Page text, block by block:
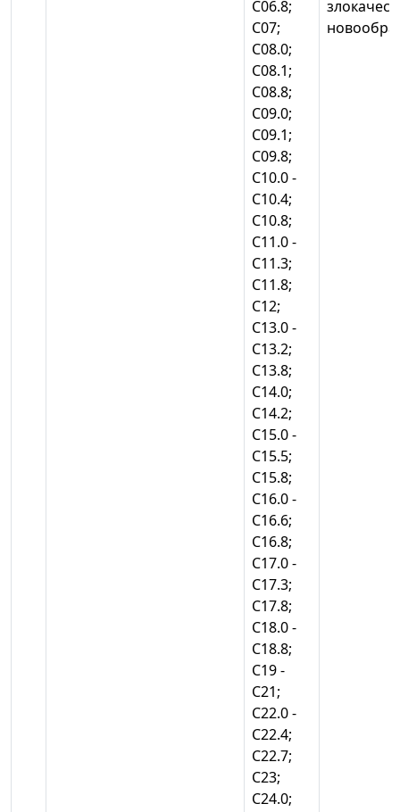
С06.8;
С07;
С08.0;
С08.1;
С08.8;
С09.0;
С09.1;
С09.8;
С10.0 -
С10.4;
С10.8;
С11.0 -
С11.3;
С11.8;
C12;
С13.0 -
С13.2;
С13.8;
С14.0;
С14.2;
С15.0 -
С15.5;
С15.8;
С16.0 -
С16.6;
С16.8;
С17.0 -
С17.3;
С17.8;
С18.0 -
С18.8;
С19 -
С21;
С22.0 -
С22.4;
С22.7;
С23;
С24.0;